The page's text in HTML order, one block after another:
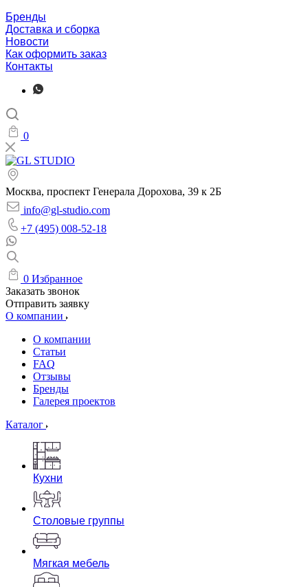
Бренды
Доставка и сборка
Новости
Как оформить заказ
Контакты
0
Москва, проспект Генерала Дорохова, 39 к 2Б
info@gl-studio.com
+7 (495) 008-52-18
0 Избранное
Заказать звонок
Отправить заявку
О компании
О компании
Статьи
FAQ
Отзывы
Бренды
Галерея проектов
Каталог
Кухни
Столовые группы
Мягкая мебель